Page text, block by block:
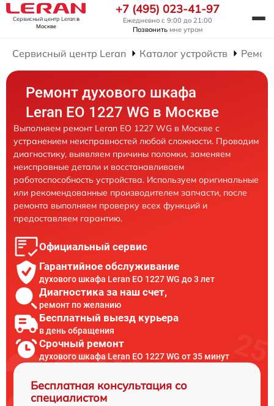
Сервисный центр Leranв
Москве
+7 (495) 023-41-97
Ежедневно с 9:00 до 21:00
Позвонить мне утром
Сервисный центр Leran Каталог устройств
Ремонт духового шкафа
Leran EO 1227 WG в Москве
Выполняем ремонт Leran EO 1227 WG в Москве с
устранением неисправностей любой сложности. Проводим
диагностику, выявляем причины поломки, заменяем
неисправные детали и восстанавливаем
работоспособность устройства. Используем оригинальные
или рекомендованные производителем запчасти, после
ремонта выполняем проверку всех функций и
предоставляем гарантию.
Официальный сервис
Гарантийное обслуживание
духового шкафа Leran EO 1227 WG до 3 лет
Диагностика за наш счет,
ремонт по желанию
Бесплатный выезд курьера
в день обращения
Срочный ремонт
духового шкафа Leran EO 1227 WG от 35 минут
Бесплатная консультация со
специалистом